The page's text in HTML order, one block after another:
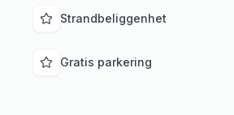
Strandbeliggenhet
Gratis parkering